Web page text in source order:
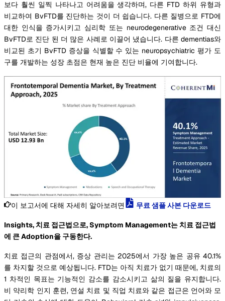
보다 훨씬 일찍 나타나고 어려움을 생각하며, 다른 FTD 하위 유형과
비교하여 BvFTD를 진단하는 것이 더 쉽습니다. 다른 질병으로 FTD에
대한 인식을 증가시키고 심리학 또는 neurodegenerative 조건 대신
BvFTD로 진단 된 더 많은 사례로 이끌어 냈습니다. 다른 dementias와
비교된 초기 BvFTD 증상을 식별할 수 있는 neuropsychiatric 평가 도
구를 개발하는 성장 초점은 현재 높은 진단 비율에 기여합니다.
이 보고서에 대해 자세히 알아보려면 무료 샘플 사본 다운로드
Insights, 치료 접근법으로, Symptom Management는 치료 접근법
에 큰 Adoption을 구동한다.
치료 접근의 관점에서, 증상 관리는 2025에서 가장 높은 공유 40.1%
를 차지할 것으로 예상됩니다. FTD는 아직 치료가 없기 때문에, 치료의
1 차적인 목표는 기능적인 감소를 감소시키고 삶의 질을 유지합니다.
비 약리학 인지 훈련, 연설 치료 및 직업 치료와 같은 접근은 언어와 모